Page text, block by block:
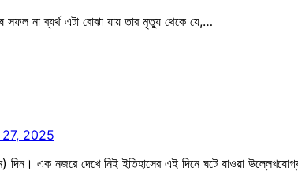
না ব্যর্থ এটা বোঝা যায় তার মৃত্যু থেকে যে,…
2025
দিন। এক নজরে দেখে নিই ইতিহাসের এই দিনে ঘটে যাওয়া